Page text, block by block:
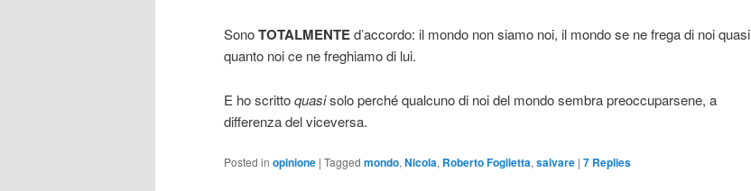
SonoTOTALMENTEd’accordo: il mondo non siamo noi, il mondo se ne frega di noi quasi
quanto noi ce ne freghiamo di lui.
E ho scrittoquasisolo perché qualcuno di noi del mondo sembra preoccuparsene, a
differenza del viceversa.
Posted in opinione | Tagged mondo, Nicola, Roberto Foglietta, salvare | 7 Replies